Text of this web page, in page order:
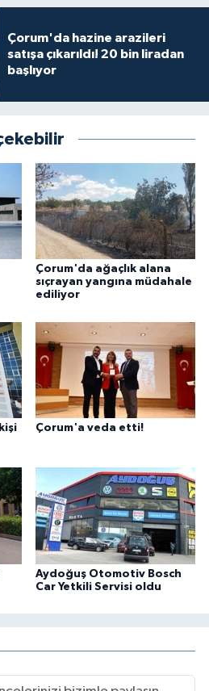
Çorum'da hazine arazileri
satışa çıkarıldı! 20 bin liradan
başlıyor
Çorum'da ağaçlık alana
sıçrayan yangına müdahale
ediliyor
Çorum'a veda etti!
Aydoğuş Otomotiv Bosch
Car Yetkili Servisi oldu